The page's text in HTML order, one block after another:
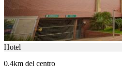
Hotel
0.4km del centro